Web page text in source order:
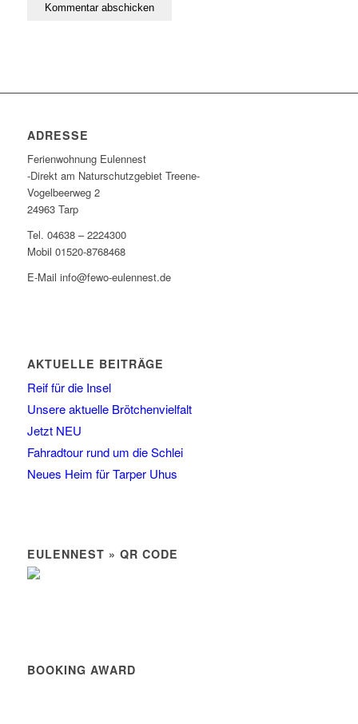
ADRESSE
Ferienwohnung Eulennest
-Direkt am Naturschutzgebiet Treene-
Vogelbeerweg 2
24963 Tarp
Tel. 04638 – 2224300
Mobil 01520-8768468
E-Mail info@fewo-eulennest.de
AKTUELLE BEITRÄGE
Reif für die Insel
Unsere aktuelle Brötchenvielfalt
Jetzt NEU
Fahradtour rund um die Schlei
Neues Heim für Tarper Uhus
EULENNEST » QR CODE
BOOKING AWARD